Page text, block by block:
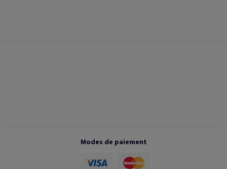
Modes de paiement